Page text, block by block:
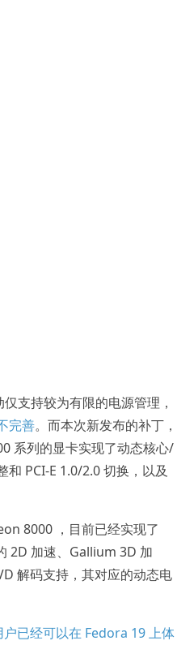
支持较为有限的电源管理，
完善。而本次新发布的补丁，
系列的显卡实现了动态核心/
和 PCI-E 1.0/2.0 切换，以及
8000 ，目前已经实现了
2D 加速、Gallium 3D 加
解码支持，其对应的动态电
已经可以在 Fedora 19 上体